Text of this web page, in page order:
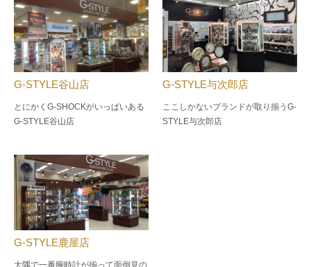
G-STYLE谷山店
とにかくG-SHOCKがいっぱいある
G-STYLE谷山店
G-STYLE与次郎店
ここしかないブランドが取り揃うG-
STYLE与次郎店
G-STYLE鹿屋店
大隅で一番腕時計が揃って面倒見の